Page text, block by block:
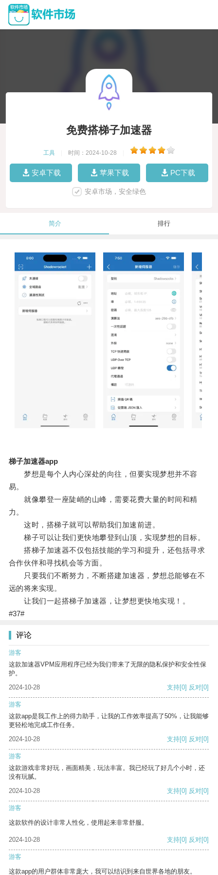
免费搭梯子加速器
工具 时间：2024-10-28
安卓下载 苹果下载 PC下载
安卓市场，安全绿色
简介 排行
梯子加速器app
梦想是每个人内心深处的向往，但要实现梦想并不容
易。
就像攀登一座陡峭的山峰，需要花费大量的时间和精
力。
这时，搭梯子就可以帮助我们加速前进。
梯子可以让我们更快地攀登到山顶，实现梦想的目标。
搭梯子加速器不仅包括技能的学习和提升，还包括寻求
合作伙伴和寻找机会等方面。
只要我们不断努力，不断搭建加速器，梦想总能够在不
远的将来实现。
让我们一起搭梯子加速器，让梦想更快地实现！。
#37#
评论
游客
这款加速器VPM应用程序已经为我们带来了无限的隐私保护和安全性保
护。
2024-10-28
支持[0] 反对[0]
游客
这款app是我工作上的得力助手，让我的工作效率提高了50%，让我能够
更轻松地完成工作任务。
2024-10-28
支持[0] 反对[0]
游客
这款游戏非常好玩，画面精美，玩法丰富。我已经玩了好几个小时，还
没有玩腻。
2024-10-28
支持[0] 反对[0]
游客
这款软件的设计非常人性化，使用起来非常舒服。
2024-10-28 支持[0] 反对[0]
游客
这款app的用户群体非常庞大，我可以结识到来自世界各地的朋友。